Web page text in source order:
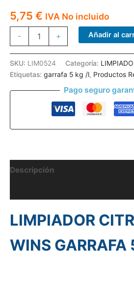
5,75 € IVA No incluido
-
WINS
GARRAFA
5
KG
+ Añadir al
SKU: LIM0524 Categoría:
Etiquetas: garrafa 5 kg /l, Productos
Pago seguro
Descripción
LIMPIADOR
WINS GARRAFA